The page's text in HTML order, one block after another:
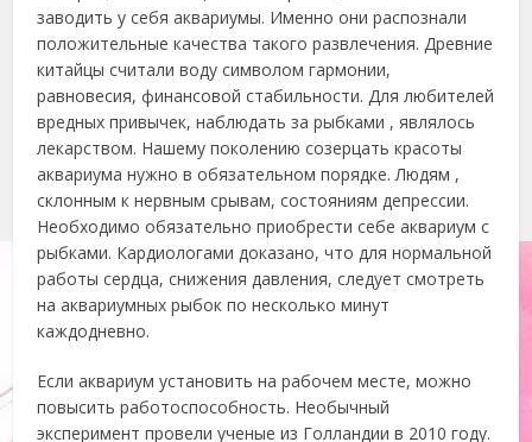
заводить у себя аквариумы. Именно они распознали
положительные качества такого развлечения. Древние
китайцы считали воду символом гармонии,
равновесия, финансовой стабильности. Для любителей
вредных привычек, наблюдать за рыбками , являлось
лекарством. Нашему поколению созерцать красоты
аквариума нужно в обязательном порядке. Людям ,
склонным к нервным срывам, состояниям депрессии.
Необходимо обязательно приобрести себе аквариум с
рыбками. Кардиологами доказано, что для нормальной
работы сердца, снижения давления, следует смотреть
на аквариумных рыбок по несколько минут
каждодневно.
Если аквариум установить на рабочем месте, можно
повысить работоспособность. Необычный
эксперимент провели ученые из Голландии в 2010 году.